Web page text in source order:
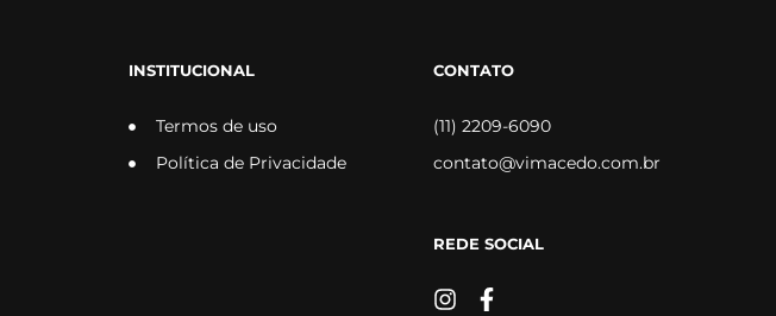
INSTITUCIONAL
Termos de uso
Política de Privacidade
CONTATO
(11) 2209-6090
contato@vimacedo.com.br
REDE SOCIAL